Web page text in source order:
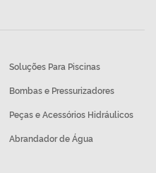
Soluções Para Piscinas
Bombas e Pressurizadores
Peças e Acessórios Hidráulicos
Abrandador de Água